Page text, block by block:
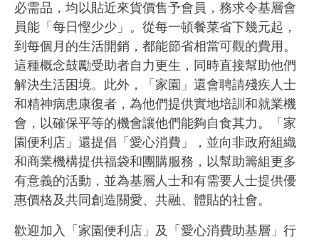
必需品，均以貼近來貨價售予會員，務求令基層會
員能「每日慳少少」。從每一頓餐菜省下幾元起，
到每個月的生活開銷，都能節省相當可觀的費用。
這種概念鼓勵受助者自力更生，同時直接幫助他們
解決生活困境。此外，「家園」還會聘請殘疾人士
和精神病患康復者，為他們提供實地培訓和就業機
會，以確保平等的機會讓他們能夠自食其力。「家
園便利店」還提倡「愛心消費」，並向非政府組織
和商業機構提供福袋和團購服務，以幫助籌組更多
有意義的活動，並為基層人士和有需要人士提供優
惠價格及共同創造關愛、共融、體貼的社會。
歡迎加入「家園便利店」及「愛心消費助基層」行